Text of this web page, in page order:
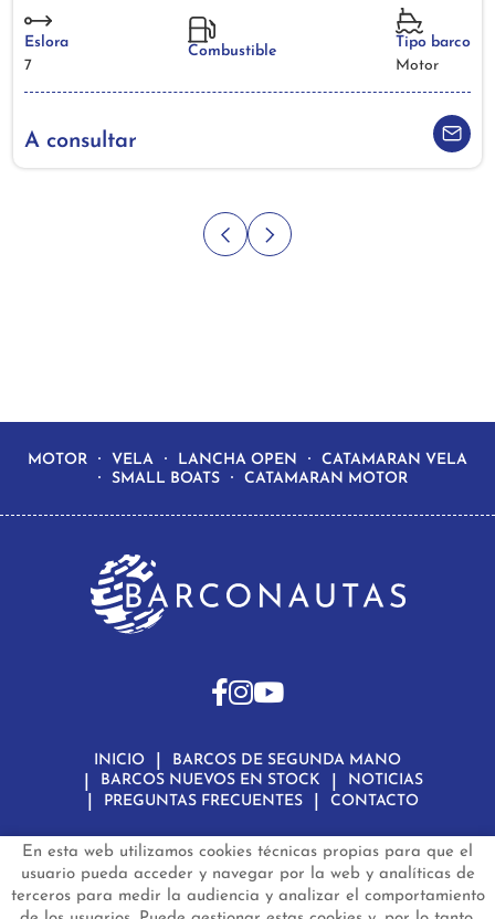
Eslora
7
Combustible
Tipo barco
Motor
A consultar
En esta web utilizamos cookies técnicas propias para que el
usuario pueda acceder y navegar por la web y analíticas de
terceros para medir la audiencia y analizar el comportamiento
MOTOR VELA LANCHA OPEN
CATAMARAN VELA
SMALL BOATS
CATAMARAN MOTOR
INICIO
BARCOS DE SEGUNDA MANO
BARCOS NUEVOS EN STOCK
NOTICIAS
PREGUNTAS FRECUENTES
CONTACTO
Aviso Legal
Política de Privacidad de Datos
Política de Cookies
Configuración de Cookies
barconautas.com© 2024 - Diseño y programación por Edina.es